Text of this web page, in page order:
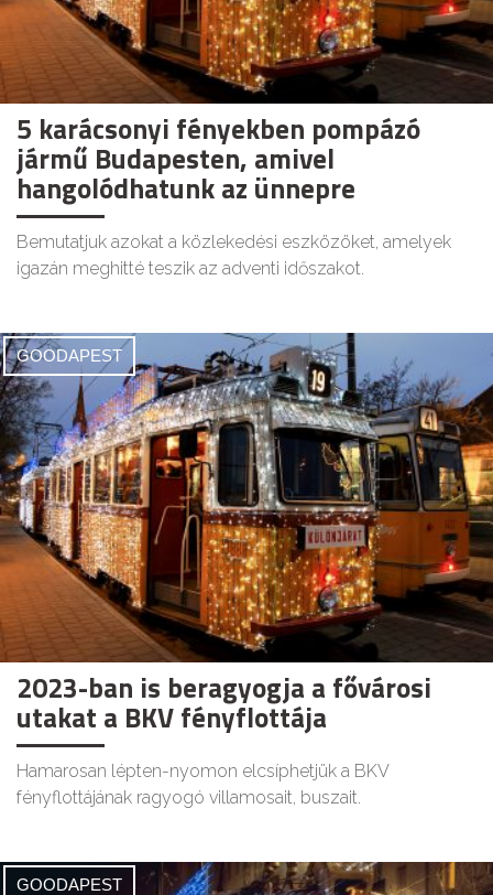
5 karácsonyi fényekben pompázó
jármű Budapesten, amivel
hangolódhatunk az ünnepre
Bemutatjuk azokat a közlekedési eszközöket, amelyek
igazán meghitté teszik az adventi időszakot.
GOODAPEST
2023-ban is beragyogja a fővárosi
utakat a BKV fényflottája
Hamarosan lépten-nyomon elcsíphetjük a BKV
fényflottájának ragyogó villamosait, buszait.
GOODAPEST